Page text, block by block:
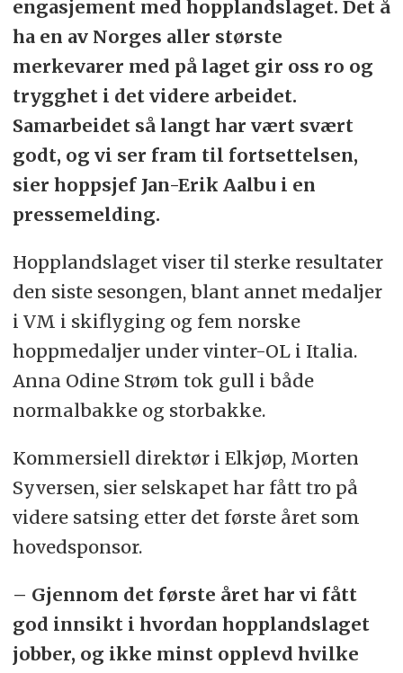
engasjement med hopplandslaget. Det å
ha en av Norges aller største
merkevarer med på laget gir oss ro og
trygghet i det videre arbeidet.
Samarbeidet så langt har vært svært
godt, og vi ser fram til fortsettelsen,
sier hoppsjef Jan-Erik Aalbu i en
pressemelding.
Hopplandslaget viser til sterke resultater
den siste sesongen, blant annet medaljer
i VM i skiflyging og fem norske
hoppmedaljer under vinter-OL i Italia.
Anna Odine Strøm tok gull i både
normalbakke og storbakke.
Kommersiell direktør i Elkjøp, Morten
Syversen, sier selskapet har fått tro på
videre satsing etter det første året som
hovedsponsor.
– Gjennom det første året har vi fått
god innsikt i hvordan hopplandslaget
jobber, og ikke minst opplevd hvilke